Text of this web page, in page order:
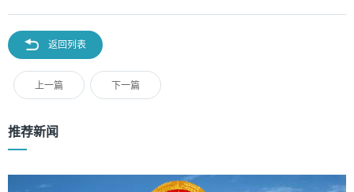
返回列表
上一篇 下一篇
推荐新闻